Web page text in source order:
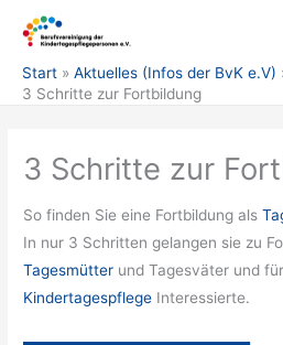
Inhalt
springen
Start
Aktuelles (Infos der BvK e.V)
3 Schritte zur Fortbildung
3 Schritte zur
So finden Sie eine Fortbildung als
In nur 3 Schritten gelangen sie zu
Tagesmütter und Tagesväter und
Kindertagespflege Interessierte.